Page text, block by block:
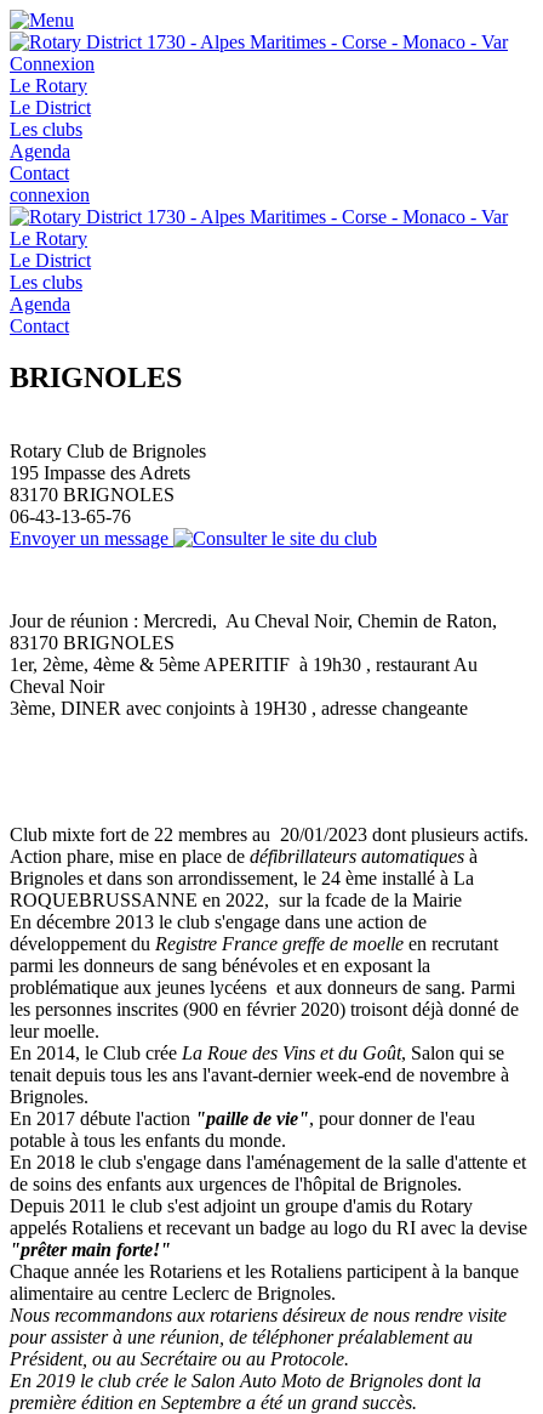
Connexion
Le Rotary
Le District
Les clubs
Agenda
Contact
connexion
Le Rotary
Le District
Les clubs
Agenda
Contact
BRIGNOLES
Rotary Club de Brignoles
195 Impasse des Adrets
83170 BRIGNOLES
06-43-13-65-76
Envoyer un message
Jour de réunion : Mercredi, Au Cheval Noir, Chemin de Raton,
83170 BRIGNOLES
1er, 2ème, 4ème & 5ème APERITIF à 19h30 , restaurant Au
Cheval Noir
3ème, DINER avec conjoints à 19H30 , adresse changeante
Club mixte fort de 22 membres au 20/01/2023 dont plusieurs actifs.
Action phare, mise en place de défibrillateurs automatiques à
Brignoles et dans son arrondissement, le 24 ème installé à La
ROQUEBRUSSANNE en 2022, sur la fcade de la Mairie
En décembre 2013 le club s'engage dans une action de
développement du Registre France greffe de moelle en recrutant
parmi les donneurs de sang bénévoles et en exposant la
problématique aux jeunes lycéens et aux donneurs de sang. Parmi
les personnes inscrites (900 en février 2020) troisont déjà donné de
leur moelle.
En 2014, le Club crée La Roue des Vins et du Goût, Salon qui se
tenait depuis tous les ans l'avant-dernier week-end de novembre à
Brignoles.
En 2017 débute l'action "paille de vie", pour donner de l'eau
potable à tous les enfants du monde.
En 2018 le club s'engage dans l'aménagement de la salle d'attente et
de soins des enfants aux urgences de l'hôpital de Brignoles.
Depuis 2011 le club s'est adjoint un groupe d'amis du Rotary
appelés Rotaliens et recevant un badge au logo du RI avec la devise
"prêter main forte!"
Chaque année les Rotariens et les Rotaliens participent à la banque
alimentaire au centre Leclerc de Brignoles.
Nous recommandons aux rotariens désireux de nous rendre visite
pour assister à une réunion, de téléphoner préalablement au
Président, ou au Secrétaire ou au Protocole.
En 2019 le club crée le Salon Auto Moto de Brignoles dont la
première édition en Septembre a été un grand succès.